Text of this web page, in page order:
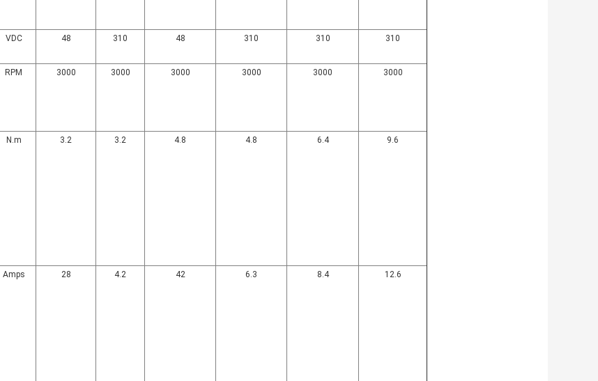
VDC 48 310 48 310 310 310
RPM 3000 3000 3000 3000 3000 3000
N.m 3.2 3.2 4.8 4.8 6.4 9.6
Amps 28 4.2 42 6.3 8.4 12.6